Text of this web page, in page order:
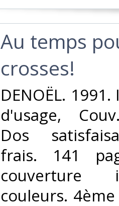
‎Au temps
crosses!‎
‎DENOËL.
d'usage,
Dos
frais. 141
couverture
couleurs.